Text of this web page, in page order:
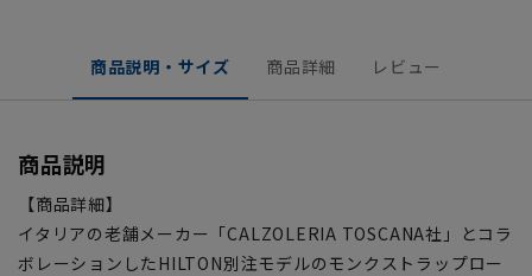
商品説明・サイズ 商品詳細 レビュー
商品説明
【商品詳細】
イタリアの老舗メーカー「CALZOLERIA TOSCANA社」とコラ
ボレーションしたHILTON別注モデルのモンクストラップロー